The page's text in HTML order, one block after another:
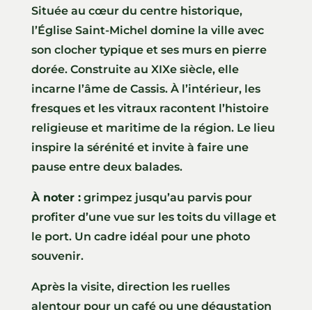
Située au cœur du centre historique,
l’Église Saint-Michel domine la ville avec
son clocher typique et ses murs en pierre
dorée. Construite au XIXe siècle, elle
incarne l’âme de Cassis. À l’intérieur, les
fresques et les vitraux racontent l’histoire
religieuse et maritime de la région. Le lieu
inspire la sérénité et invite à faire une
pause entre deux balades.
À noter :grimpez jusqu’au parvis pour
profiter d’une vue sur les toits du village et
le port. Un cadre idéal pour une photo
souvenir.
Après la visite, direction les ruelles
alentour pour un café ou une dégustation